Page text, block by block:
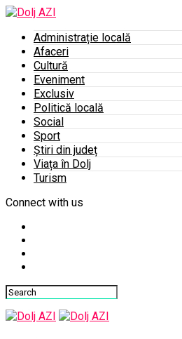
Administrație locală
Afaceri
Cultură
Eveniment
Exclusiv
Politică locală
Social
Sport
Știri din județ
Viața în Dolj
Turism
Connect with us